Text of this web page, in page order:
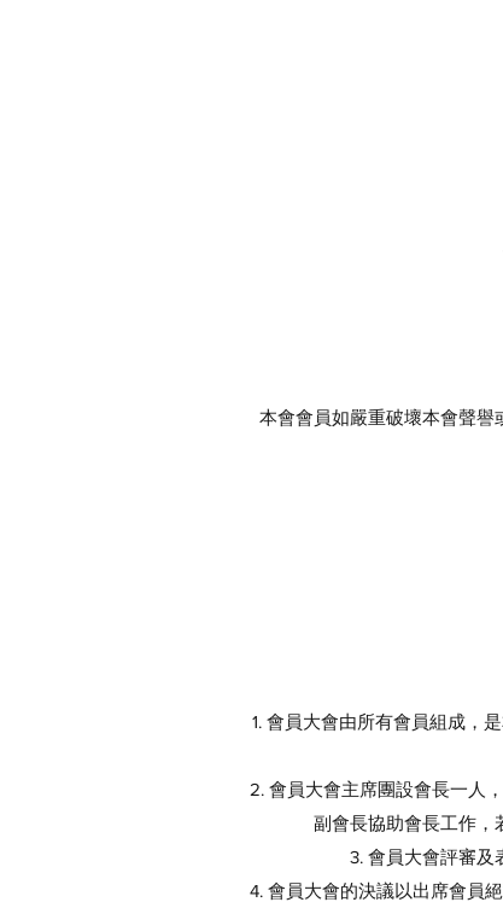
本會會員如嚴重破壞本會聲
1. 會員大會由所有會員組成，
2. 會員大會主席團設會長一人
副會長協助會長工作，
3. 會員大會評審及
4. 會員大會的決議以出席會員